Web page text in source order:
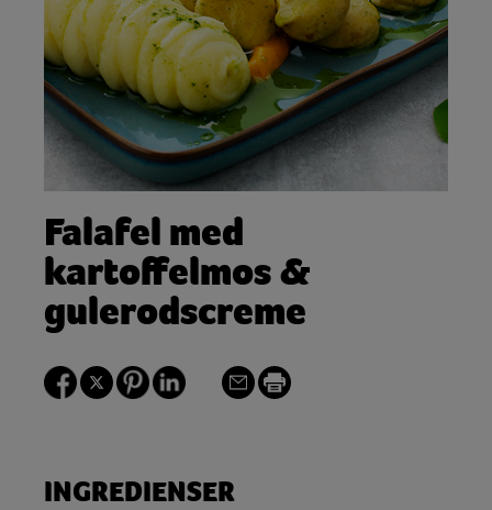
Falafel med
kartoffelmos &
gulerodscreme
INGREDIENSER